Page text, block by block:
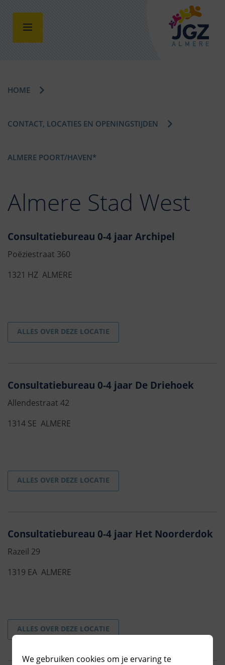
HOME
CONTACT, LOCATIES EN OPENINGSTIJDEN
ALMERE POORT/HAVEN*
Almere Stad West
Consultatiebureau 0-4 jaar Archipel
Poëziestraat 360
1321 HZ ALMERE
ALLES OVER DEZE LOCATIE
Consultatiebureau 0-4 jaar De Driehoek
Allendestraat 42
1314 SE ALMERE
ALLES OVER DEZE LOCATIE
Consultatiebureau 0-4 jaar Het Noorderdok
Razeil 29
1319 EA ALMERE
ALLES OVER DEZE LOCATIE
We gebruiken cookies om je ervaring te